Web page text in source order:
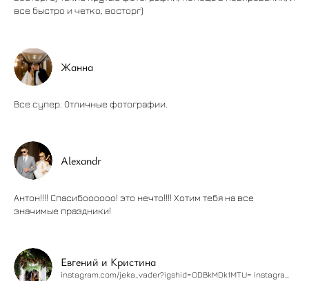
все быстро и четко, восторг)
Жанна
Все супер. Отличные фотографии.
Alexandr
Антон!!!! Спасибоооооо! это нечто!!!! Хотим тебя на все
значимые праздники!
Евгений и Кристина
instagram.com/jeka_vader?igshid=ODBkMDk1MTU= instagram.com/kiny_east?igshid=YmMyMTA2M2Y=